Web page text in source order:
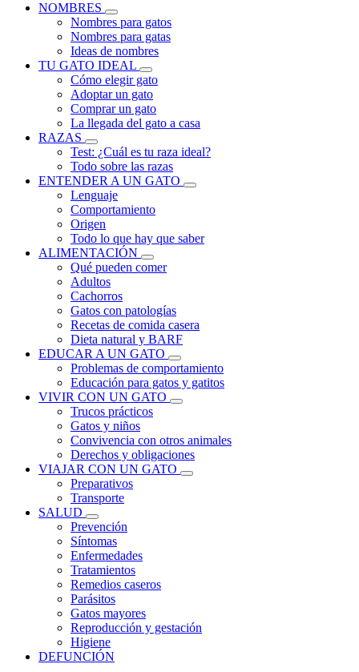
NOMBRES
Nombres para gatos
Nombres para gatas
Ideas de nombres
TU GATO IDEAL
Cómo elegir gato
Adoptar un gato
Comprar un gato
La llegada del gato a casa
RAZAS
Test: ¿Cuál es tu raza ideal?
Todo sobre las razas
ENTENDER A UN GATO
Lenguaje
Comportamiento
Origen
Todo lo que hay que saber
ALIMENTACIÓN
Qué pueden comer
Adultos
Cachorros
Gatos con patologías
Recetas de comida casera
Dieta natural y BARF
EDUCAR A UN GATO
Problemas de comportamiento
Educación para gatos y gatitos
VIVIR CON UN GATO
Trucos prácticos
Gatos y niños
Convivencia con otros animales
Derechos y obligaciones
VIAJAR CON UN GATO
Preparativos
Transporte
SALUD
Prevención
Síntomas
Enfermedades
Tratamientos
Remedios caseros
Parásitos
Gatos mayores
Reproducción y gestación
Higiene
DEFUNCIÓN